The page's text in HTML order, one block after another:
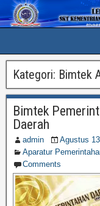
Kategori: Bimtek
Bimtek
Daerah
admin
Agustus
Aparatur
Comments